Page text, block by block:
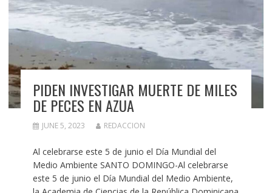
PIDEN INVESTIGAR MUERTE DE MILES
DE PECES EN AZUA
JUNE 5, 2023 REDACCION
Al celebrarse este 5 de junio el Día Mundial del
Medio Ambiente SANTO DOMINGO-Al celebrarse
este 5 de junio el Día Mundial del Medio Ambiente,